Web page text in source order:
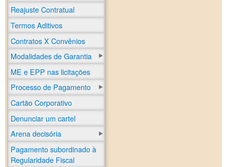
Reajuste Contratual
Termos Aditivos
Contratos X Convênios
Modalidades de Garantia
ME e EPP nas licitações
Processo de Pagamento
Cartão Corporativo
Denunciar um cartel
Arena decisória
Pagamento subordinado à
Regularidade Fiscal